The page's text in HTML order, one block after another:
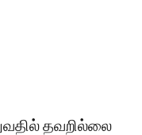
தவறில்லை